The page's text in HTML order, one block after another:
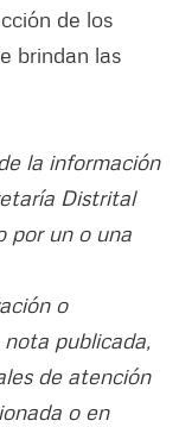
de los
brindan las
la información
Distrital
por un o una
o
publicada,
de atención
o en